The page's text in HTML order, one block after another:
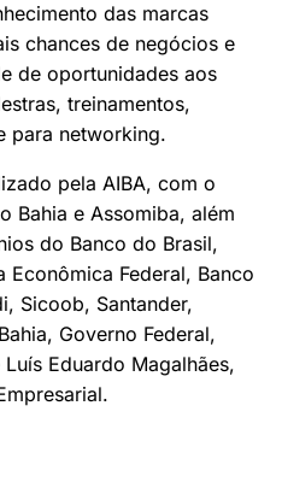
das marcas
chances de negócios e
de oportunidades aos
treinamentos,
para networking.
pela AIBA, com o
Bahia e Assomiba, além
do Banco do Brasil,
Econômica Federal, Banco
Sicoob, Santander,
Governo Federal,
Eduardo Magalhães,